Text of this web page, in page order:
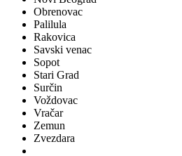
Obrenovac
Palilula
Rakovica
Savski venac
Sopot
Stari Grad
Surčin
Voždovac
Vračar
Zemun
Zvezdara